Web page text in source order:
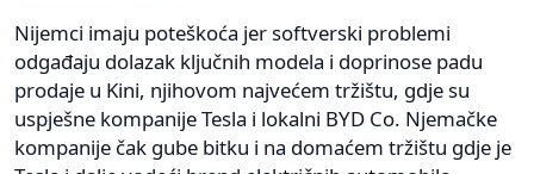
Nijemci imaju poteškoća jer softverski problemi
odgađaju dolazak ključnih modela i doprinose padu
prodaje u Kini, njihovom najvećem tržištu, gdje su
uspješne kompanije Tesla i lokalni BYD Co. Njemačke
kompanije čak gube bitku i na domaćem tržištu gdje je